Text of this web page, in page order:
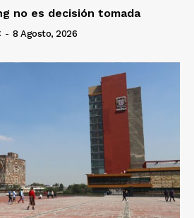
no es decisión tomada
- 8 Agosto, 2026